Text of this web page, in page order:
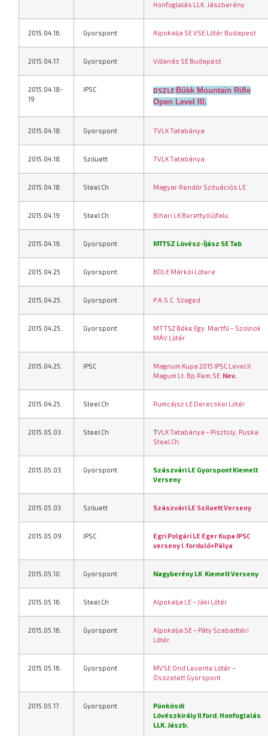
Honfoglalás LLK. Jászberény
2015.04.16. Gyorspont Alpokalja SE VSE Lőtér Budapest
2015.04.17. Gyorspont Villanás SE Budapest
2015.04.18-
19
IPSC DSZLE Bükk Mountain Rifle
Open Level III.
2015.04.18. Gyorspont TVLK Tatabánya
2015.04.18. Sziluett TVLK Tatabánya
2015.04.18. Steel Ch Magyar Rendőr Szituációs LE
2015.04.19 Steel Ch Bihari LK Berettyóújfalu
2015.04.19. Gyorspont MTTSZ Lövész-Íjász SE Tab
2015.04.25 Gyorspont BDLE Márkói Lőtere
2015.04.25. Gyorspont P.A.S.C. Szeged
2015.04.25. Gyorspont
MTTSZ Béke Egy. Martfű – Szolnok
MÁV Lőtér
2015.04.25. IPSC Magnum Kupa 2015 IPSC Level II.
Magum Lt. Bp. Rem.SE Nev.
2015.04.25. Steel Ch Rumcájsz LE Derecskei Lőtér
2015.05.03. Steel Ch TVLK Tatabánya – Pisztoly, Puska
Steel Ch.
2015.05.03. Gyorspont
Szászvári LE Gyorspont Kiemelt
Verseny
2015.05.03. Sziluett Szászvári LE Sziluett Verseny
2015.05.09. IPSC
Egri Polgári LE Eger Kupa IPSC
verseny I. forduló+Pálya
2015.05.10. Gyorspont Nagyberény LK Kiemelt Verseny
2015.05.16. Steel Ch Alpokalja LE – Jáki Lőtér
2015.05.16. Gyorspont
Alpokalja SE – Páty Szabadtéri
Lőtér
2015.05.16. Gyorspont
MVSE Ond Levente Lőtér –
Összetett Gyorspont
2015.05.17. Gyorspont
Pünkösdi
Lövészkirály II.ford. Honfoglalás
LLK. Jászb.